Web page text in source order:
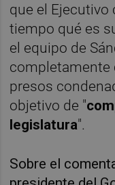
que el Ejecutivo
tiempo qué es
el equipo de
completamente
presos
objetivo de "
legislatura".
Sobre el